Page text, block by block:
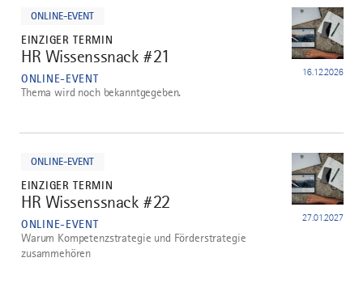
ONLINE-EVENT
EINZIGER TERMIN
3
HR Wissenssnack #21
ONLINE-EVENT 16.12.2026
Thema wird noch bekanntgegeben.
ONLINE-EVENT
EINZIGER TERMIN
4
HR Wissenssnack #22
ONLINE-EVENT 27.01.2027
Warum Kompetenzstrategie und Förderstrategie
zusammehören